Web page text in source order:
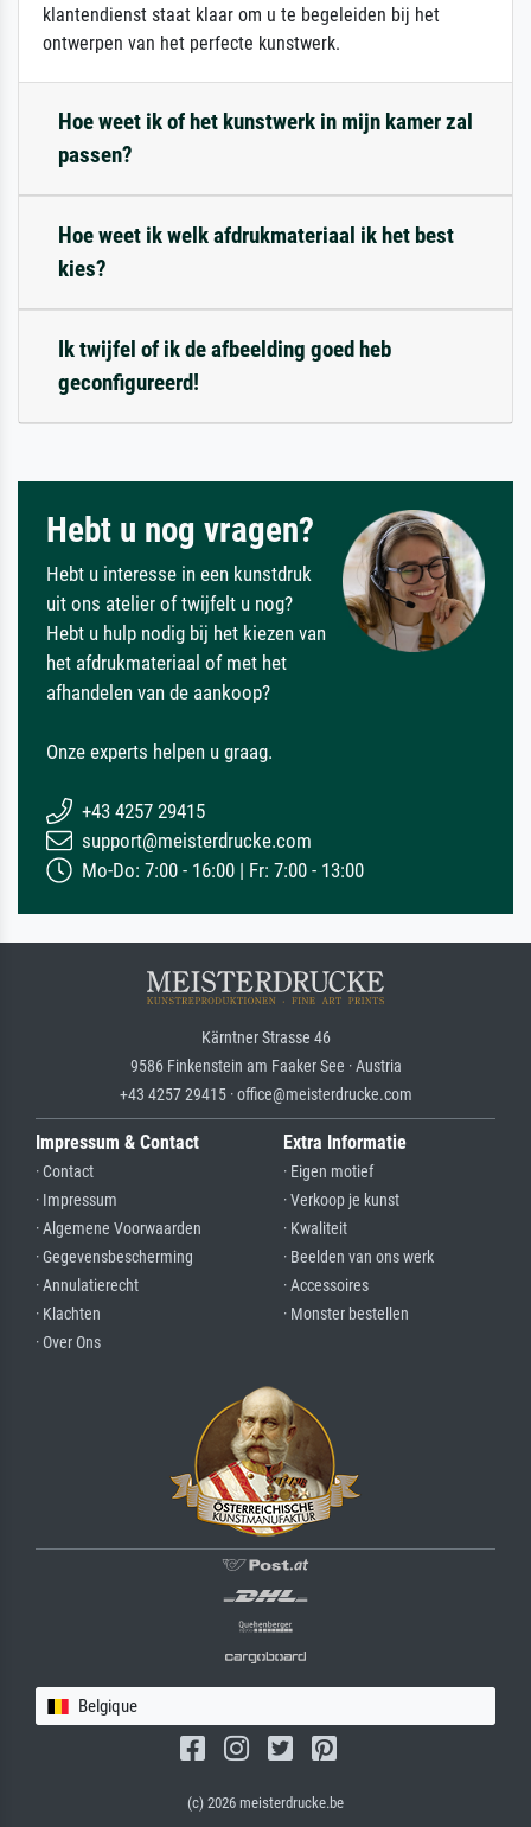
klantendienst staat klaar om u te begeleiden bij het
ontwerpen van het perfecte kunstwerk.
Hoe weet ik of het kunstwerk in mijn kamer zal
passen?
Hoe weet ik welk afdrukmateriaal ik het best
kies?
Ik twijfel of ik de afbeelding goed heb
geconfigureerd!
Hebt u nog vragen?
Hebt u interesse in een kunstdruk
uit ons atelier of twijfelt u nog?
Hebt u hulp nodig bij het kiezen van
het afdrukmateriaal of met het
afhandelen van de aankoop?
Onze experts helpen u graag.
+43 4257 29415
support@meisterdrucke.com
Mo-Do: 7:00 - 16:00 | Fr: 7:00 - 13:00
Kärntner Strasse 46
9586 Finkenstein am Faaker See · Austria
+43 4257 29415 · office@meisterdrucke.com
Impressum & Contact
· Contact
· Impressum
· Algemene Voorwaarden
· Gegevensbescherming
· Annulatierecht
· Klachten
· Over Ons
Extra Informatie
· Eigen motief
· Verkoop je kunst
· Kwaliteit
· Beelden van ons werk
· Accessoires
· Monster bestellen
Belgique
(c) 2026 meisterdrucke.be